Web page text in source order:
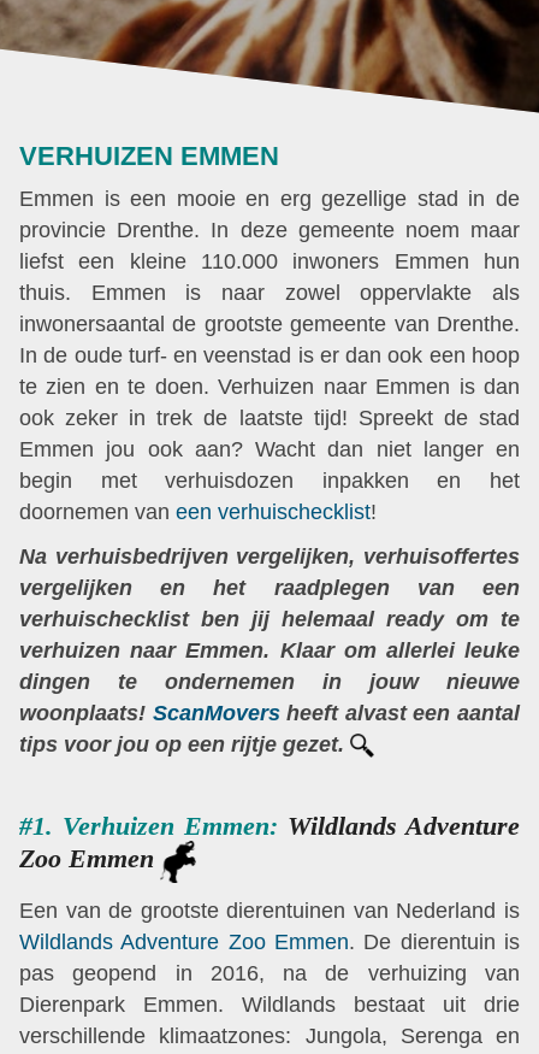
VERHUIZEN EMMEN
Emmen is een mooie en erg gezellige stad in de
provincie Drenthe. In deze gemeente noem maar
liefst een kleine 110.000 inwoners Emmen hun
thuis. Emmen is naar zowel oppervlakte als
inwonersaantal de grootste gemeente van Drenthe.
In de oude turf- en veenstad is er dan ook een hoop
te zien en te doen. Verhuizen naar Emmen is dan
ook zeker in trek de laatste tijd! Spreekt de stad
Emmen jou ook aan? Wacht dan niet langer en
begin met verhuisdozen inpakken en het
doornemen van een verhuischecklist!
Na verhuisbedrijven vergelijken, verhuisoffertes
vergelijken en het raadplegen van een
verhuischecklist ben jij helemaal ready om te
verhuizen naar Emmen. Klaar om allerlei leuke
dingen te ondernemen in jouw nieuwe
woonplaats! ScanMoversheeft alvast een aantal
tips voor jou op een rijtje gezet.
#1. Verhuizen Emmen: Wildlands Adventure
Zoo Emmen
Een van de grootste dierentuinen van Nederland is
Wildlands Adventure Zoo Emmen. De dierentuin is
pas geopend in 2016, na de verhuizing van
Dierenpark Emmen. Wildlands bestaat uit drie
verschillende klimaatzones: Jungola, Serenga en